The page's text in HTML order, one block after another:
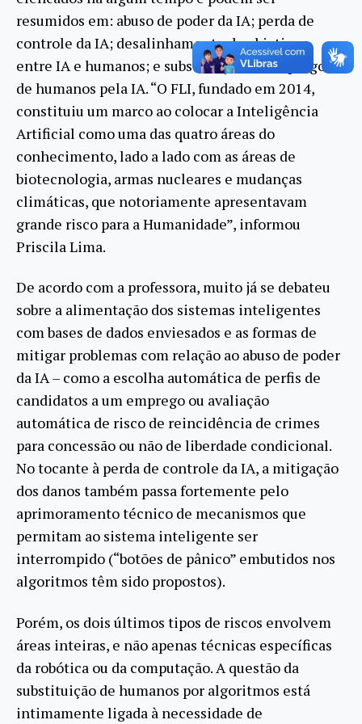
resumidos em: abuso de poder da IA; perda de
controle da IA; desalinhamento de objetivos
entre IA e humanos; e substituição de empregos
de humanos pela IA. “O FLI, fundado em 2014,
constituiu um marco ao colocar a Inteligência
Artificial como uma das quatro áreas do
conhecimento, lado a lado com as áreas de
biotecnologia, armas nucleares e mudanças
climáticas, que notoriamente apresentavam
grande risco para a Humanidade”, informou
Priscila Lima.
De acordo com a professora, muito já se debateu
sobre a alimentação dos sistemas inteligentes
com bases de dados enviesados e as formas de
mitigar problemas com relação ao abuso de poder
da IA – como a escolha automática de perfis de
candidatos a um emprego ou avaliação
automática de risco de reincidência de crimes
para concessão ou não de liberdade condicional.
No tocante à perda de controle da IA, a mitigação
dos danos também passa fortemente pelo
aprimoramento técnico de mecanismos que
permitam ao sistema inteligente ser
interrompido (“botões de pânico” embutidos nos
algoritmos têm sido propostos).
Porém, os dois últimos tipos de riscos envolvem
áreas inteiras, e não apenas técnicas específicas
da robótica ou da computação. A questão da
substituição de humanos por algoritmos está
intimamente ligada à necessidade de